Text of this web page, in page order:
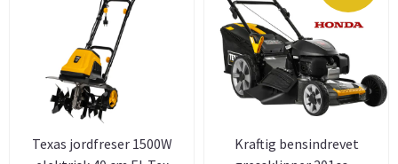
Texas jordfreser 1500W
Kraftig bensindrevet